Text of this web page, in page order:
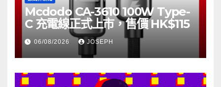
Mcdodo CA-3610 100W Type-
C 充電線正式上市，售價 HK$115
06/08/2026 JOSEPH